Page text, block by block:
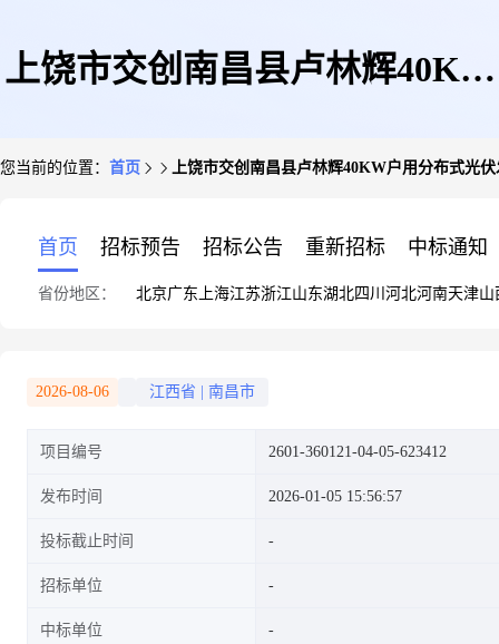
上饶市交创南昌县卢林辉40KW
您当前的位置： 首页 上饶市交创南昌县卢林辉40KW户用分布式光
首页 招标预告 招标公告 重新招标 中标通知
省份地区： 北京广东 上海江苏浙江山东湖北四川 河北河南天津山
2026-08-06 江西省 南昌市
项目编号 2601-360121-04-05-623412
发布时间 2026-01-05 15:56:57
投标截止时间
招标单位
中标单位